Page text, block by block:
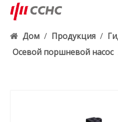
Дом / Продукция /
Осевой поршневой насос